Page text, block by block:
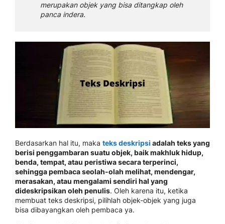
merupakan objek yang bisa ditangkap oleh
panca indera.
Berdasarkan hal itu, maka teks deskripsi adalah teks yang
berisi penggambaran suatu objek, baik makhluk hidup,
benda, tempat, atau peristiwa secara terperinci,
sehingga pembaca seolah-olah melihat, mendengar,
merasakan, atau mengalami sendiri hal yang
dideskripsikan oleh penulis. Oleh karena itu, ketika
membuat teks deskripsi, pilihlah objek-objek yang juga
bisa dibayangkan oleh pembaca ya.